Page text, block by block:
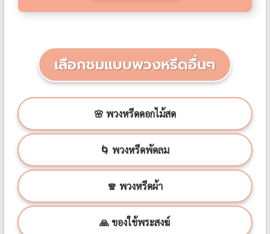
เลือกชมแบบพวงหรีดอื่นๆ
🌸 พวงหรีดดอกไม้สด
🌀 พวงหรีดพัดลม
🧣 พวงหรีดผ้า
🙏 ของใช้พระสงฆ์